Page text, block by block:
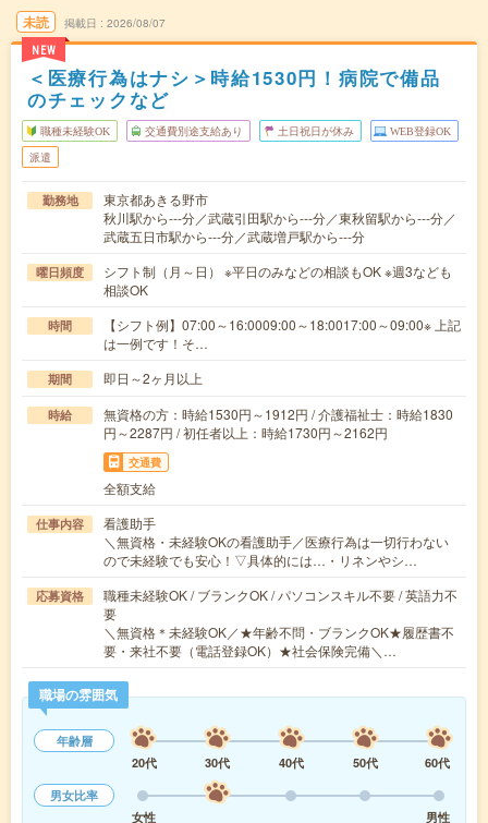
未読
NEW
掲載日 2026/08/07
＜医療行為はナシ＞時給1530円！病院で備品
のチェックなど
職種未経験OK 交通費別途支給あり 土日祝日が休み WEB登録OK
派遣
勤務地
東京都あきる野市
秋川駅から---分／武蔵引田駅から---分／東秋留駅から---分／
武蔵五日市駅から---分／武蔵増戸駅から---分
曜日頻度
シフト制（月～日） ※平日のみなどの相談もOK ※週3なども
相談OK
時間
【シフト例】07:00～16:0009:00～18:0017:00～09:00※ 上記
は一例です！そ…
期間 即日～2ヶ月以上
時給
無資格の方：時給1530円～1912円 / 介護福祉士：時給1830
円～2287円 / 初任者以上：時給1730円～2162円
交通費
全額支給
仕事内容
看護助手
＼無資格・未経験OKの看護助手／医療行為は一切行わない
ので未経験でも安心！▽具体的には…・リネンやシ…
応募資格
職種未経験OK / ブランクOK / パソコンスキル不要 / 英語力不
要
＼無資格＊未経験OK／★年齢不問・ブランクOK★履歴書不
要・来社不要（電話登録OK）★社会保険完備＼…
職場の雰囲気
年齢層
20代
30代 40代 50代
60代
男女比率
女性
男性